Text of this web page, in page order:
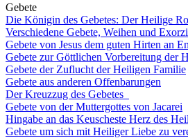
Gebete
Die Königin des Gebetes: Der Heilige
Verschiedene Gebete, Weihen und
Gebete von Jesus dem guten Hirten an
Gebete zur Göttlichen Vorbereitung der
Gebete der Zuflucht der Heiligen Familie
Gebete aus anderen Offenbarungen
Der Kreuzzug des Gebetes
Gebete von der Muttergottes von Jacarei
Hingabe an das Keuscheste Herz des
Gebete um sich mit Heiliger Liebe zu